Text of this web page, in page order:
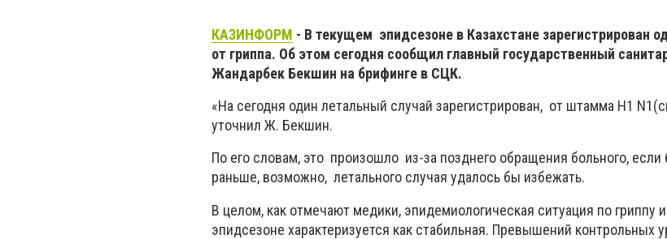
КАЗИНФОРМ - В текущем эпидсезоне в Казахстане зарегистрирован
от гриппа. Об этом сегодня сообщил главный государственный
Жандарбек Бекшин на брифинге в СЦК.
«На сегодня один летальный случай зарегистрирован, от штамма H1
уточнил Ж. Бекшин.
По его словам, это произошло из-за позднего обращения больного, если
раньше, возможно, летального случая удалось бы избежать.
В целом, как отмечают медики, эпидемиологическая ситуация по гриппу
эпидсезоне характеризуется как стабильная. Превышений контрольных